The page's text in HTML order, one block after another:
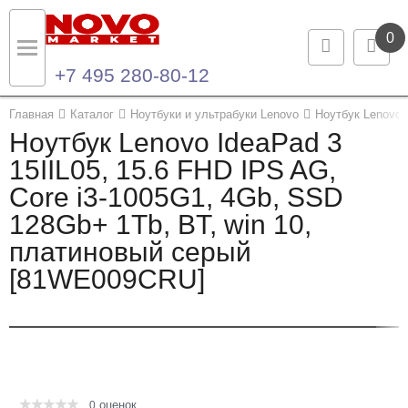
0
+7 495 280-80-12
Главная Каталог Ноутбуки и ультрабуки Lenovo Ноутбук
Ноутбук Lenovo IdeaPad 3
15IIL05, 15.6 FHD IPS AG,
Core i3-1005G1, 4Gb, SSD
128Gb+ 1Tb, BT, win 10,
платиновый серый
[81WE009CRU]
0 оценок
Назад
Каталог продукции
Ноутбуки и ультрабуки
Компьютеры
Моноблоки
Назад
Контакты
Контактная информация